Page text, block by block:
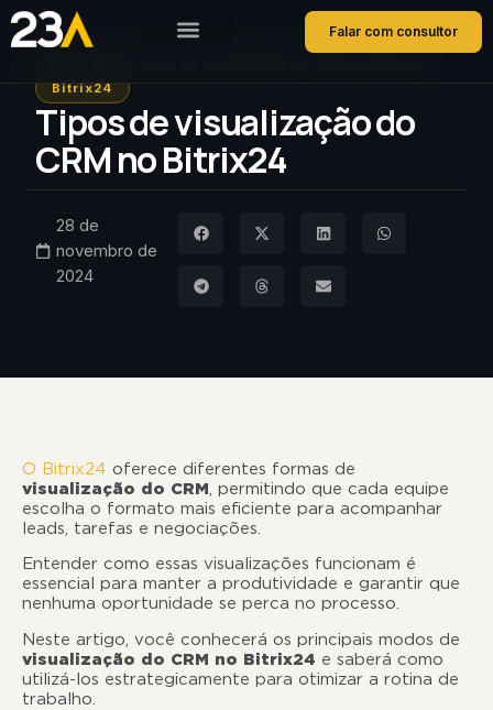
Falar com consultor
Bitrix24
Tipos de visualização do
CRM no Bitrix24
28 de
novembro de
2024
O Bitrix24 oferece diferentes formas de
visualização do CRM, permitindo que cada equipe
escolha o formato mais eficiente para acompanhar
leads, tarefas e negociações.
Entender como essas visualizações funcionam é
essencial para manter a produtividade e garantir que
nenhuma oportunidade se perca no processo.
Neste artigo, você conhecerá os principais modos de
visualização do CRM no Bitrix24 e saberá como
utilizá-los estrategicamente para otimizar a rotina de
trabalho.